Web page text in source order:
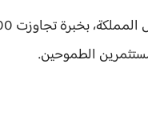
الطموحين.